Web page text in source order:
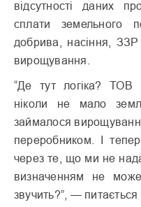
відсутності даних
сплати земельного
добрива, насіння, ЗЗР
вирощування.
“Де тут логіка?
ніколи не мало
займалося
переробником. І
через те, що ми не
визначенням не
звучить?”, — питається